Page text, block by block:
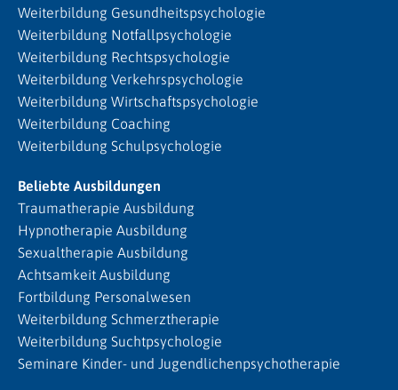
Weiterbildung Gesundheitspsychologie
Weiterbildung Notfallpsychologie
Weiterbildung Rechtspsychologie
Weiterbildung Verkehrspsychologie
Weiterbildung Wirtschaftspsychologie
Weiterbildung Coaching
Weiterbildung Schulpsychologie
Beliebte Ausbildungen
Traumatherapie Ausbildung
Hypnotherapie Ausbildung
Sexualtherapie Ausbildung
Achtsamkeit Ausbildung
Fortbildung Personalwesen
Weiterbildung Schmerztherapie
Weiterbildung Suchtpsychologie
Seminare Kinder- und Jugendlichenpsychotherapie